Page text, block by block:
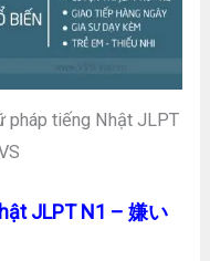
pháp tiếng Nhật JLPT
JLPT N1 – 嫌い